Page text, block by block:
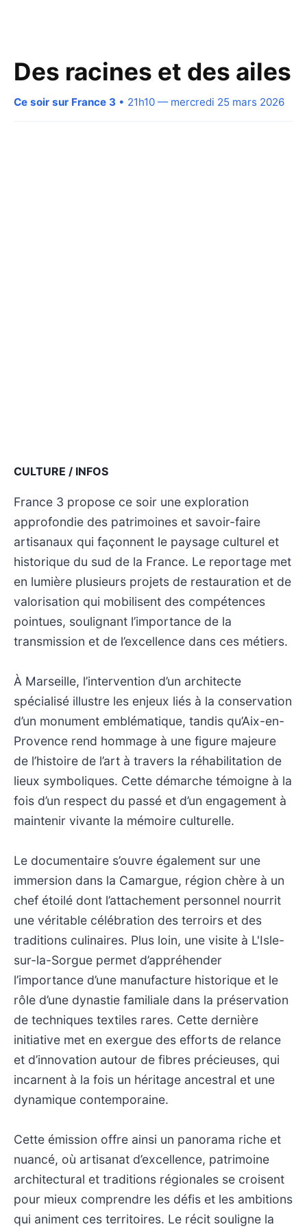
Des racines et des ailes
Ce soir sur France 3 • 21h10 — mercredi 25 mars 2026
CULTURE / INFOS
France 3 propose ce soir une exploration
approfondie des patrimoines et savoir-faire
artisanaux qui façonnent le paysage culturel et
historique du sud de la France. Le reportage met
en lumière plusieurs projets de restauration et de
valorisation qui mobilisent des compétences
pointues, soulignant l’importance de la
transmission et de l’excellence dans ces métiers.
À Marseille, l’intervention d’un architecte
spécialisé illustre les enjeux liés à la conservation
d’un monument emblématique, tandis qu’Aix-en-
Provence rend hommage à une figure majeure
de l’histoire de l’art à travers la réhabilitation de
lieux symboliques. Cette démarche témoigne à la
fois d’un respect du passé et d’un engagement à
maintenir vivante la mémoire culturelle.
Le documentaire s’ouvre également sur une
immersion dans la Camargue, région chère à un
chef étoilé dont l’attachement personnel nourrit
une véritable célébration des terroirs et des
traditions culinaires. Plus loin, une visite à L'Isle-
sur-la-Sorgue permet d’appréhender
l’importance d’une manufacture historique et le
rôle d’une dynastie familiale dans la préservation
de techniques textiles rares. Cette dernière
initiative met en exergue des efforts de relance
et d’innovation autour de fibres précieuses, qui
incarnent à la fois un héritage ancestral et une
dynamique contemporaine.
Cette émission offre ainsi un panorama riche et
nuancé, où artisanat d’excellence, patrimoine
architectural et traditions régionales se croisent
pour mieux comprendre les défis et les ambitions
qui animent ces territoires. Le récit souligne la